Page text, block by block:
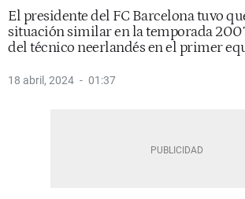
El presidente del FC Barcelona tuvo
situación similar en la temporada
del técnico neerlandés en el primer
18 abril, 2024 01:37